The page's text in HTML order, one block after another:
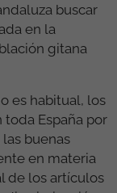
buscar
en la
gitana
es habitual, los
España por
las buenas
en materia
de los artículos